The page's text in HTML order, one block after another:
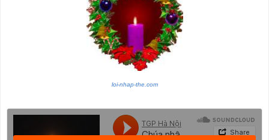
loi-nhap-the.com